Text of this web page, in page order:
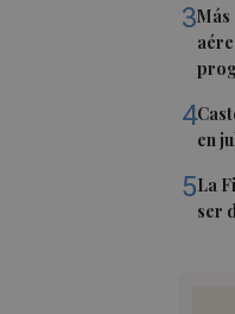
3Más
4
en
5La
ser